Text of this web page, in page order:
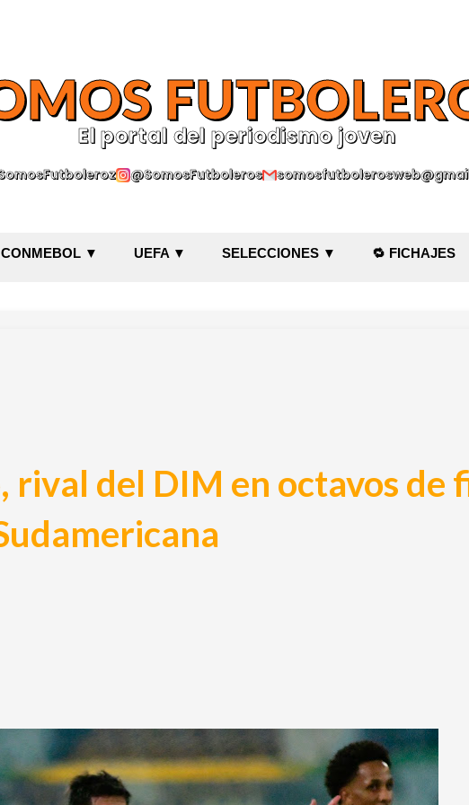
El portal del periodismo joven
@SomosFutboleros
CONMEBOL ▼ UEFA ▼ SELECCIONES ▼ 🔁 FICHAJES
rival del DIM en octavos de